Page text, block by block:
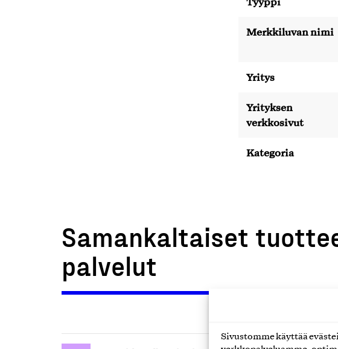
Sivustomme käyttää
Merkkiluvan nimi
Yritys
Yrityksen
verkkosivut
Kategoria
Samankaltaiset
palvelut